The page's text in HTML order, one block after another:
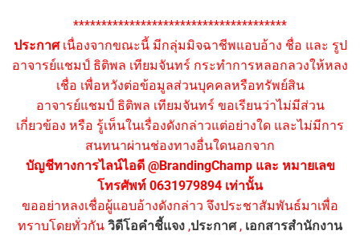
**************************************
ประกาศเนื่องจากขณะนี้ มีกลุ่มมิจฉาชีพแอบอ้าง ชื่อ และ รูป
อาจารย์แชมป์ ธิติพล เทียมจันทร์ กระทำการหลอกลวงให้หลง
เชื่อ เพื่อหวังต่อข้อมูลส่วนบุคคลหรือทรัพย์สิน
อาจารย์แชมป์ ธิติพล เทียมจันทร์ ขอเรียนว่าไม่มีส่วน
เกี่ยวข้อง หรือ รู้เห็นในเรื่องดังกล่าวแต่อย่างใด และไม่มีการ
สนทนาผ่านช่องทางอื่นใดนอกจาก
บัญชีทางการไลน์ไอดี @BrandingChamp และ หมายเลข
โทรศัพท์ 0631979894 เท่านั้น
ขออย่าหลงเชื่อผู้แอบอ้างดังกล่าว จึงประชาสัมพันธ์มาเพื่อ
ทราบโดยทั่วกัน วิดีโอคำชี้แจง ,ประกาศ, เอกสารสำนักงาน